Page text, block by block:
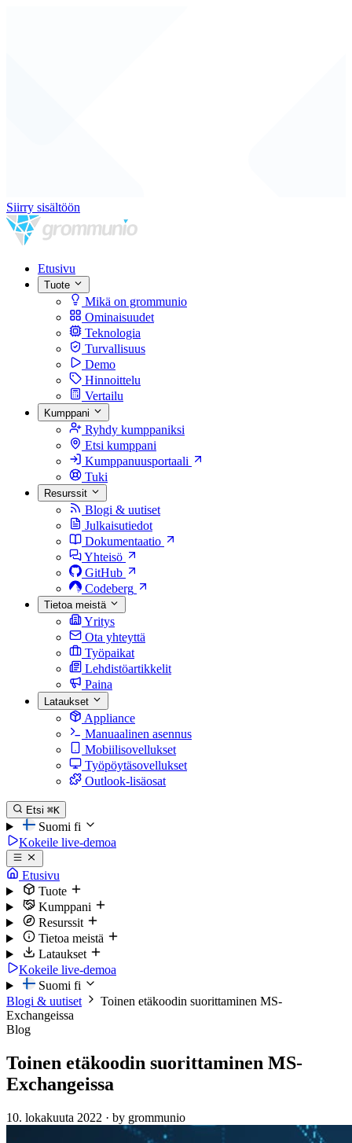
Siirry sisältöön
Etusivu
Tuote
Mikä on grommunio
Ominaisuudet
Teknologia
Turvallisuus
Demo
Hinnoittelu
Vertailu
Kumppani
Ryhdy kumppaniksi
Etsi kumppani
Kumppanuusportaali
Tuki
Resurssit
Blogi & uutiset
Julkaisutiedot
Dokumentaatio
Yhteisö
GitHub
Codeberg
Tietoa meistä
Yritys
Ota yhteyttä
Työpaikat
Lehdistöartikkelit
Paina
Lataukset
Appliance
Manuaalinen asennus
Mobiilisovellukset
Työpöytäsovellukset
Outlook-lisäosat
Etsi ⌘K
Suomi fi
Kokeile live-demoa
Etusivu
Tuote
Kumppani
Resurssit
Tietoa meistä
Lataukset
Kokeile live-demoa
Suomi fi
Blogi & uutiset
Toinen etäkoodin suorittaminen MS-
Exchangeissa
Blog
Toinen etäkoodin suorittaminen MS-
Exchangeissa
10. lokakuuta 2022 · by grommunio